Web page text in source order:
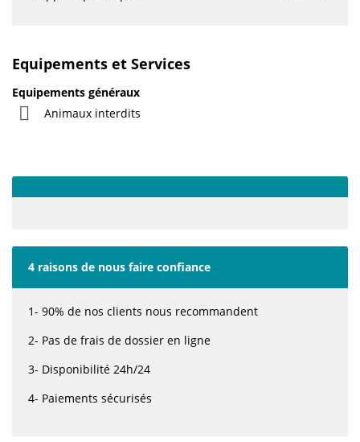
Equipements et Services
Equipements généraux
Animaux interdits
4 raisons de nous faire confiance
1- 90% de nos clients nous recommandent
2- Pas de frais de dossier en ligne
3- Disponibilité 24h/24
4- Paiements sécurisés